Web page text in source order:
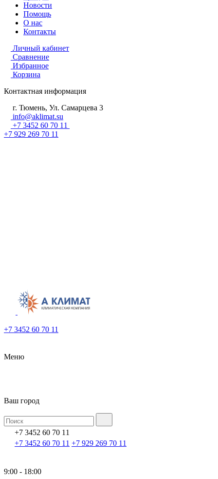
Новости
Помощь
О нас
Контакты
Личный кабинет
Сравнение
Избранное
Корзина
Контактная информация
г. Тюмень, Ул. Самарцева 3
info@aklimat.su
+7 3452 60 70 11
+7 929 269 70 11
+7 3452 60 70 11
Меню
Ваш город
+7 3452 60 70 11
+7 3452 60 70 11 +7 929 269 70 11
9:00 - 18:00